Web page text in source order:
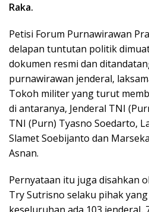
Raka.
Petisi Forum Purnawirawan
delapan tuntutan politik
dokumen resmi dan
purnawirawan jenderal,
Tokoh militer yang turut
di antaranya, Jenderal TNI
TNI (Purn) Tyasno Soedarto,
Slamet Soebijanto dan
Asnan.
Pernyataan itu juga disahkan
Try Sutrisno selaku pihak yang